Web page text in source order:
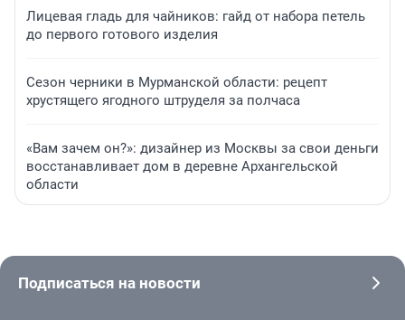
Лицевая гладь для чайников: гайд от набора петель
до первого готового изделия
Сезон черники в Мурманской области: рецепт
хрустящего ягодного штруделя за полчаса
«Вам зачем он?»: дизайнер из Москвы за свои деньги
восстанавливает дом в деревне Архангельской
области
Подписаться на новости